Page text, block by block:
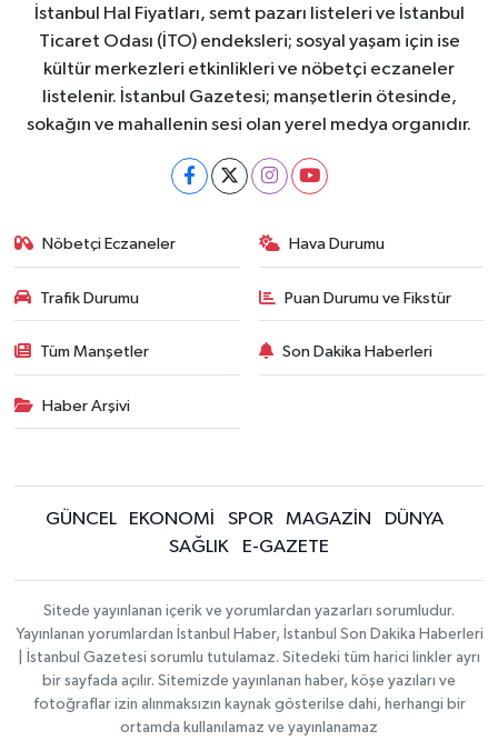
İstanbul Hal Fiyatları, semt pazarı listeleri ve İstanbul
Ticaret Odası (İTO) endeksleri; sosyal yaşam için ise
kültür merkezleri etkinlikleri ve nöbetçi eczaneler
listelenir. İstanbul Gazetesi; manşetlerin ötesinde,
sokağın ve mahallenin sesi olan yerel medya organıdır.
Nöbetçi Eczaneler Hava Durumu
Trafik Durumu Puan Durumu ve Fikstür
Tüm Manşetler Son Dakika Haberleri
Haber Arşivi
GÜNCEL EKONOMİ SPOR MAGAZİN
DÜNYA
SAĞLIK
E-GAZETE
Sitede yayınlanan içerik ve yorumlardan yazarları sorumludur.
Yayınlanan yorumlardan İstanbul Haber, İstanbul Son Dakika Haberleri
| İstanbul Gazetesi sorumlu tutulamaz. Sitedeki tüm harici linkler ayrı
bir sayfada açılır. Sitemizde yayınlanan haber, köşe yazıları ve
fotoğraflar izin alınmaksızın kaynak gösterilse dahi, herhangi bir
ortamda kullanılamaz ve yayınlanamaz